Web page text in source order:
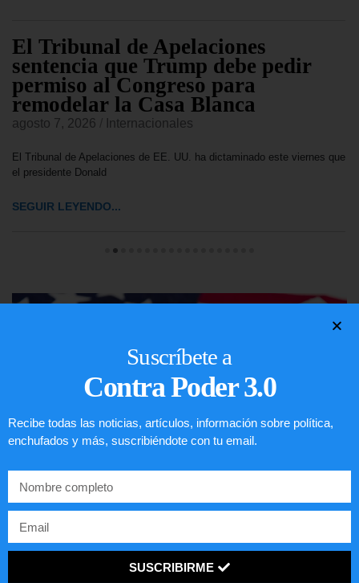
El Tribunal de Apelaciones
sentencia que Trump debe pedir
permiso al Congreso para
remodelar la Casa Blanca
agosto 7, 2026 Internacionales
El Tribunal de Apelaciones de EE. UU. ha dictaminado este viernes que
el presidente Donald
SEGUIR LEYENDO...
Lotería de visa de EEUU
Suscríbete a
Contra Poder 3.0
Recibe todas las noticias, artículos, información sobre política,
enchufados y más, suscribiéndote con tu email.
SUSCRIBIRME